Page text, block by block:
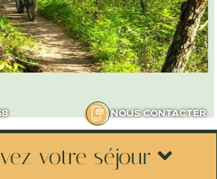
NOUS CONTACTER
votre séjour